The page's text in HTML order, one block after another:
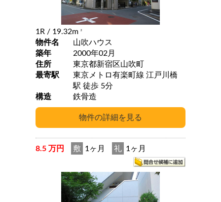
1R / 19.32m 2
物件名
山吹ハウス
築年
2000年02月
住所
東京都新宿区山吹町
最寄駅
東京メトロ有楽町線 江戸川橋
駅 徒歩 5分
構造
鉄骨造
8.5 万円 敷 1ヶ月 礼 1ヶ月